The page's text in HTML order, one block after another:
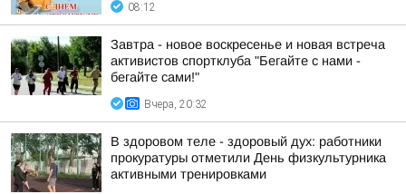
08:12
Завтра - новое воскресенье и новая встреча
активистов спортклуба "Бегайте с нами -
бегайте сами!"
Вчера, 20:32
В здоровом теле - здоровый дух: работники
прокуратуры отметили День физкультурника
активными тренировками